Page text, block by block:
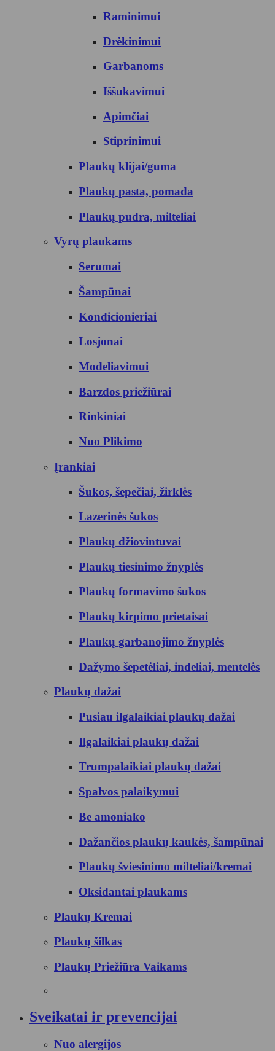
Raminimui
Drėkinimui
Garbanoms
Iššukavimui
Apimčiai
Stiprinimui
Plaukų klijai/guma
Plaukų pasta, pomada
Plaukų pudra, milteliai
Vyrų plaukams
Serumai
Šampūnai
Kondicionieriai
Losjonai
Modeliavimui
Barzdos priežiūrai
Rinkiniai
Nuo Plikimo
Įrankiai
Šukos, šepečiai, žirklės
Lazerinės šukos
Plaukų džiovintuvai
Plaukų tiesinimo žnyplės
Plaukų formavimo šukos
Plaukų kirpimo prietaisai
Plaukų garbanojimo žnyplės
Dažymo šepetėliai, indeliai, mentelės
Plaukų dažai
Pusiau ilgalaikiai plaukų dažai
Ilgalaikiai plaukų dažai
Trumpalaikiai plaukų dažai
Spalvos palaikymui
Be amoniako
Dažančios plaukų kaukės, šampūnai
Plaukų šviesinimo milteliai/kremai
Oksidantai plaukams
Plaukų Kremai
Plaukų šilkas
Plaukų Priežiūra Vaikams
Sveikatai ir prevencijai
Nuo alergijos